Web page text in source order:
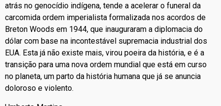
atrás no genocídio indígena, tende a acelerar o funeral da
carcomida ordem imperialista formalizada nos acordos de
Breton Woods em 1944, que inauguraram a diplomacia do
dólar com base na incontestável supremacia industrial dos
EUA. Esta já não existe mais, virou poeira da história, e é a
transição para uma nova ordem mundial que está em curso
no planeta, um parto da história humana que já se anuncia
doloroso e violento.